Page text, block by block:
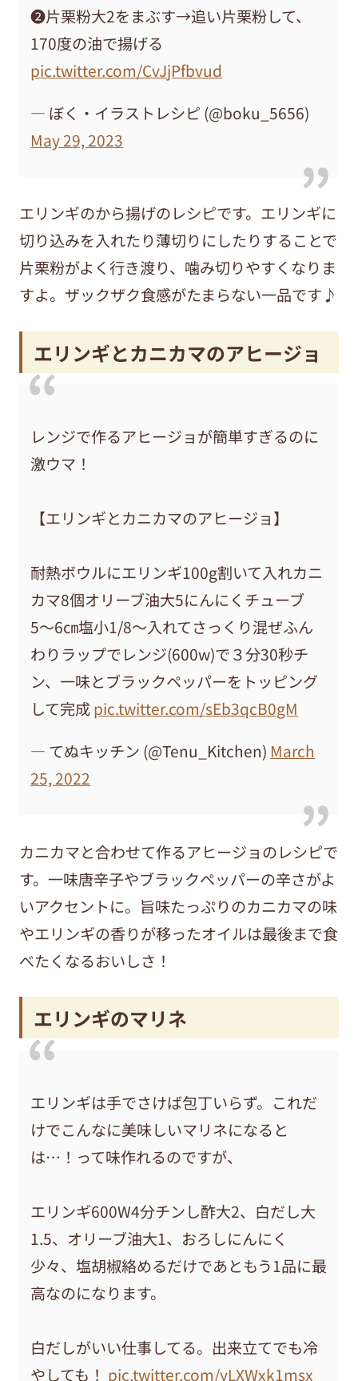
❷片栗粉大2をまぶす→追い片栗粉して、
170度の油で揚げる
pic.twitter.com/CvJjPfbvud
— ぼく・イラストレシピ (@boku_5656)
May 29, 2023
エリンギのから揚げのレシピです。エリンギに
切り込みを入れたり薄切りにしたりすることで
片栗粉がよく行き渡り、噛み切りやすくなりま
すよ。ザックザク食感がたまらない一品です♪
エリンギとカニカマのアヒージョ
レンジで作るアヒージョが簡単すぎるのに
激ウマ！
【エリンギとカニカマのアヒージョ】
耐熱ボウルにエリンギ100g割いて入れカニ
カマ8個オリーブ油大5にんにくチューブ
5〜6㎝塩小1/8〜入れてさっくり混ぜふん
わりラップでレンジ(600w)で３分30秒チ
ン、一味とブラックペッパーをトッピング
して完成pic.twitter.com/sEb3qcB0gM
— てぬキッチン (@Tenu_Kitchen) March
25, 2022
カニカマと合わせて作るアヒージョのレシピで
す。一味唐辛子やブラックペッパーの辛さがよ
いアクセントに。旨味たっぷりのカニカマの味
やエリンギの香りが移ったオイルは最後まで食
べたくなるおいしさ！
エリンギのマリネ
エリンギは手でさけば包丁いらず。これだ
けでこんなに美味しいマリネになると
は…！って味作れるのですが、
エリンギ600W4分チンし酢大2、白だし大
1.5、オリーブ油大1、おろしにんにく
少々、塩胡椒絡めるだけであともう1品に最
高なのになります。
白だしがいい仕事してる。出来立てでも冷
やしても！ pic.twitter.com/yLXWxk1msx